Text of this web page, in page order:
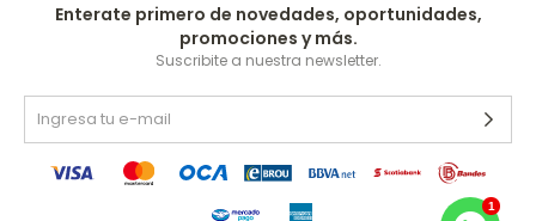
Enterate primero de novedades, oportunidades,
promociones y más.
Suscribite a nuestra newsletter.